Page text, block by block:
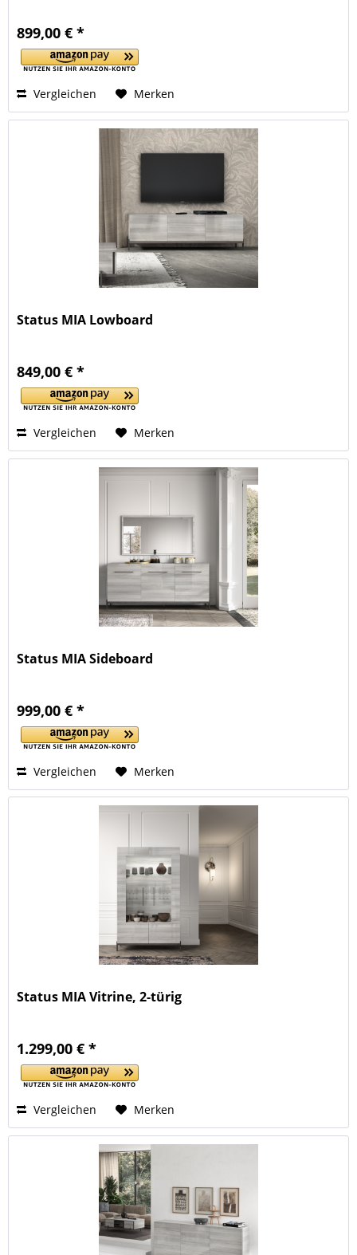
899,00 € *
Vergleichen Merken
Status MIA Lowboard
849,00 € *
Vergleichen Merken
Status MIA Sideboard
999,00 € *
Vergleichen Merken
Status MIA Vitrine, 2-türig
1.299,00 € *
Vergleichen Merken